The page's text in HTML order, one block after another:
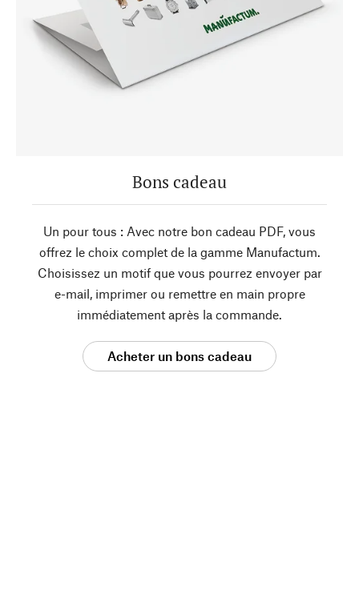
Bons cadeau
Un pour tous : Avec notre bon cadeau PDF, vous
offrez le choix complet de la gamme Manufactum.
Choisissez un motif que vous pourrez envoyer par
e-mail, imprimer ou remettre en main propre
immédiatement après la commande.
Acheter un bons cadeau